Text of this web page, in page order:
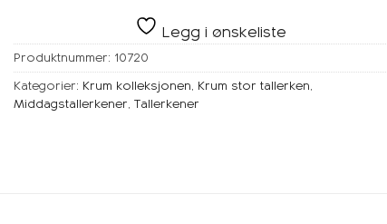
Legg i ønskeliste
Produktnummer: 10720
Kategorier: Krum kolleksjonen, Krum stor tallerken,
Middagstallerkener, Tallerkener